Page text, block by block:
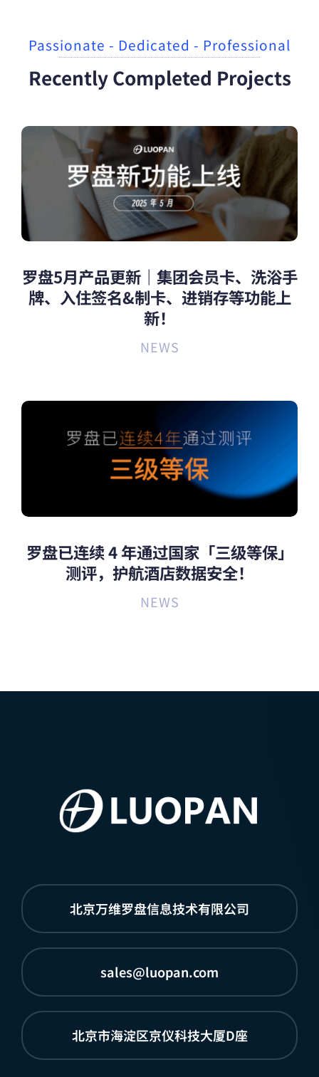
Passionate - Dedicated - Professional
Recently Completed Projects
罗盘5月产品更新｜集团会员卡、洗浴手
牌、入住签名&制卡、进销存等功能上
新！
NEWS
罗盘已连续 4 年通过国家「三级等保」
测评，护航酒店数据安全！
NEWS
北京万维罗盘信息技术有限公司
sales@luopan.com
北京市海淀区京仪科技大厦D座